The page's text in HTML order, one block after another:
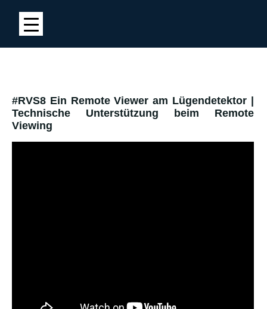
#RVS8 Ein Remote Viewer am Lügendetektor |
Technische Unterstützung beim Remote
Viewing